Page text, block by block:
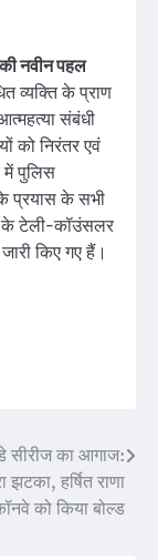
नवीन पहल
व्यक्ति के प्राण
संबंधी
को निरंतर एवं
में पुलिस
प्रयास के सभी
के टेली-कॉउंसलर
किए गए हैं।
सीरीज का आगाज:
हर्षित राणा
को किया बोल्ड